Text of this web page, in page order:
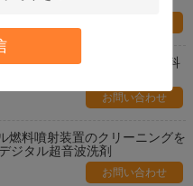
の超音波洗剤、10L超音波外科
お問い合わせ
燃料噴射装置のクリーニングを
ジタル超音波洗剤
お問い合わせ